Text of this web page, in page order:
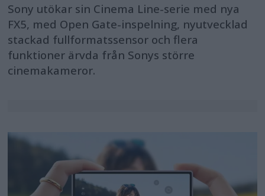
Sony utökar sin Cinema Line-serie med nya
FX5, med Open Gate-inspelning, nyutvecklad
stackad fullformatssensor och flera
funktioner ärvda från Sonys större
cinemakameror.